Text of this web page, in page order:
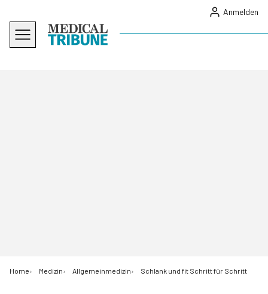
Anmelden
Home Medizin Allgemeinmedizin Schlank und fit Schritt für Schritt